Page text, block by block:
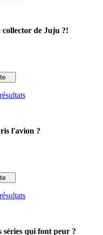
collector de Juju ?!
l'avion ?
séries qui font peur ?